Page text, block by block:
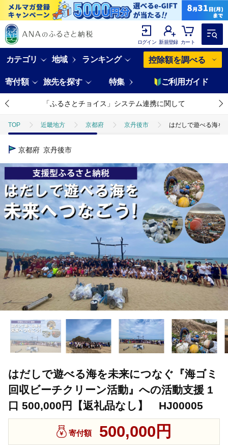
ログイン 新規登録 カート
カテゴリ 地域 ランキング 控除額を調べる
寄付額 旅先を探す 特集 ご利用ガイド
「ふるさとチョイス」システム連携に関して
TOP 近畿地方 京都府 京丹後市 はだしで遊べる海を
京都府 京丹後市
はだしで遊べる海を未来につなぐ『海ゴミ
回収ビーチクリーン活動』への活動支援 1
口 500,000円【返礼品なし】 HJ00005
寄付額 500,000円